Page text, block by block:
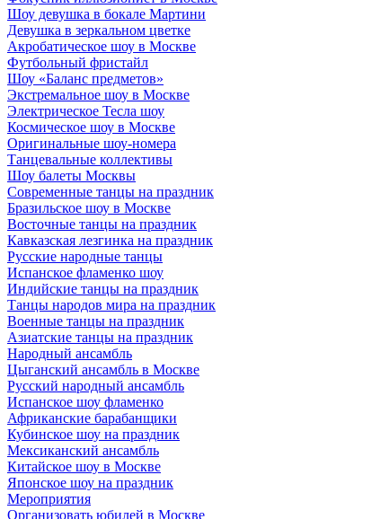
Шоу девушка в бокале Мартини
Девушка в зеркальном цветке
Акробатическое шоу в Москве
Футбольный фристайл
Шоу «Баланс предметов»
Экстремальное шоу в Москве
Электрическое Тесла шоу
Космическое шоу в Москве
Оригинальные шоу-номера
Танцевальные коллективы
Шоу балеты Москвы
Современные танцы на праздник
Бразильское шоу в Москве
Восточные танцы на праздник
Кавказская лезгинка на праздник
Русские народные танцы
Испанское фламенко шоу
Индийские танцы на праздник
Танцы народов мира на праздник
Военные танцы на праздник
Азиатские танцы на праздник
Народный ансамбль
Цыганский ансамбль в Москве
Русский народный ансамбль
Испанское шоу фламенко
Африканские барабанщики
Кубинское шоу на праздник
Мексиканский ансамбль
Китайское шоу в Москве
Японское шоу на праздник
Мероприятия
Организовать юбилей в Москве